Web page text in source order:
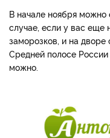
В начале ноября можно
случае, если у вас еще
заморозков, и на дворе
Средней полосе
можно.